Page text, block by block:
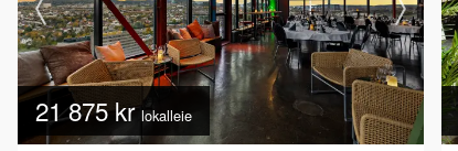
21 875 krlokalleie